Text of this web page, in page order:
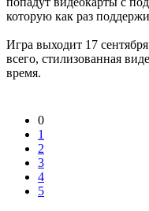
которую как раз
Игра выходит 17
всего, стилизованная
время.
0
1
2
3
4
5